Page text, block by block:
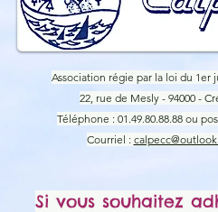
Association régie par la loi du 1er
22, rue de Mesly - 94000 -
Téléphone : 01.49.80.88.88 ou
Courriel :
Si vous souhaitez